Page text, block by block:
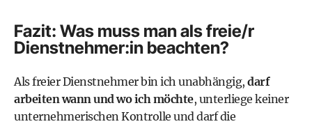
Fazit: Was muss man als freie/r
Dienstnehmer:in beachten?
Als freier Dienstnehmer bin ich unabhängig, darf
arbeiten wann und wo ich möchte, unterliege keiner
unternehmerischen Kontrolle und darf die